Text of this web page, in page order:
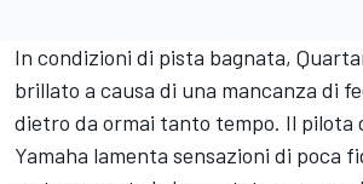
In condizioni di pista bagnata,
brillato a causa di una mancanza di
dietro da ormai tanto tempo. Il pilota
Yamaha lamenta sensazioni di poca